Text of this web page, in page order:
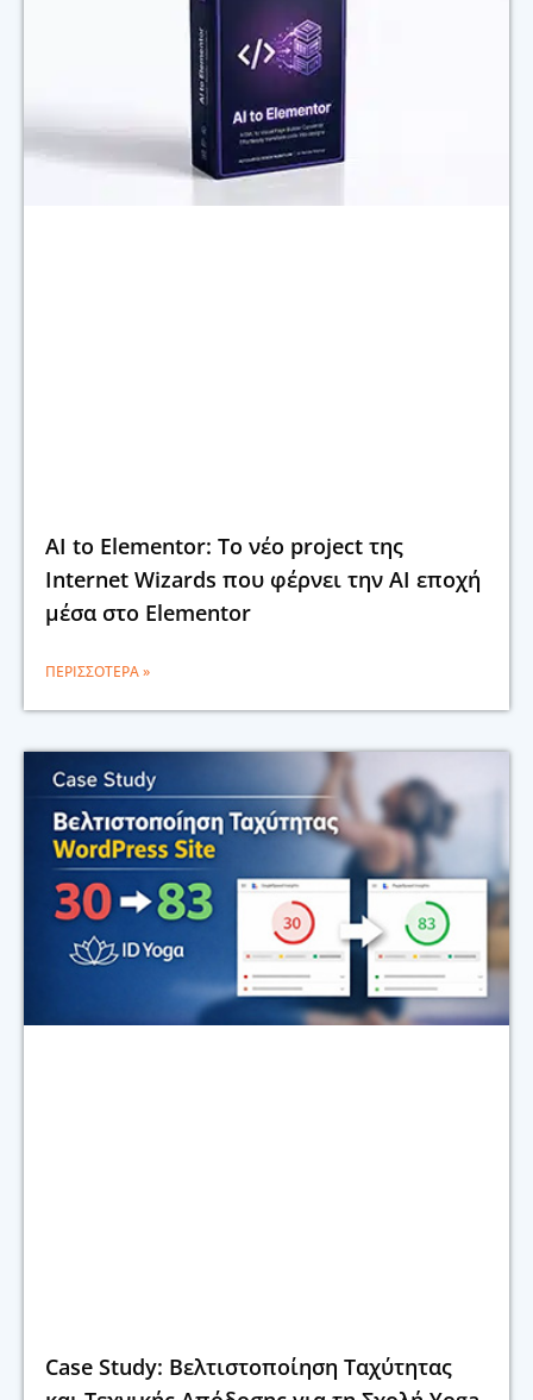
AI to Elementor: Το νέο project της
Internet Wizards που φέρνει την AI εποχή
μέσα στο Elementor
ΠΕΡΙΣΣΌΤΕΡΑ »
Case Study: Βελτιστοποίηση Ταχύτητας